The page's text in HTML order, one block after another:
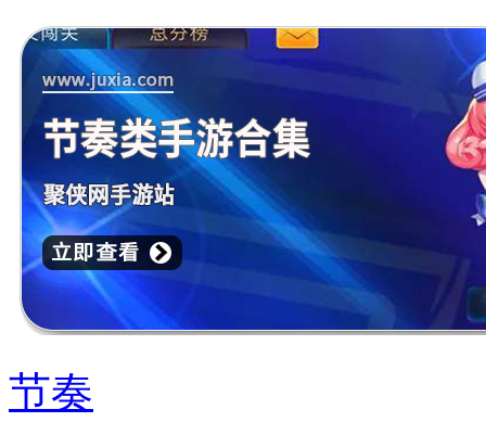
节奏